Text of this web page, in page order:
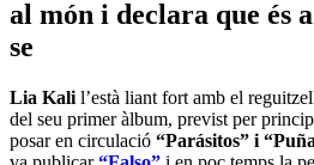
al món i declara que és
se
Lia Kali l’està liant fort amb el
del seu primer àlbum, previst per
posar en circulació “Parásitos” i